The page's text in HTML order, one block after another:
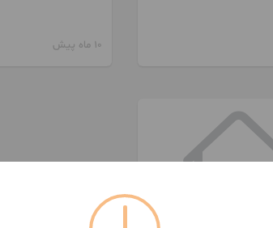
10 ماه پیش